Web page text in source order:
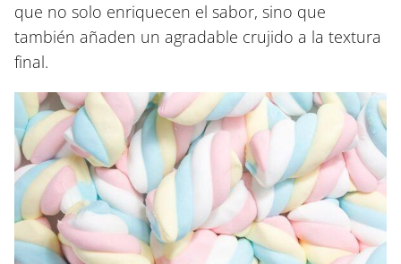
que no solo enriquecen el sabor, sino que
también añaden un agradable crujido a la textura
final.